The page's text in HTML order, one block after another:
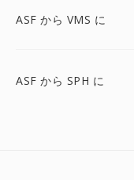
ASF から VMS に
ASF から SPH に